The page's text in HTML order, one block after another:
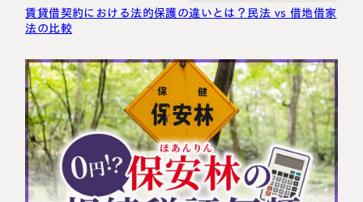
賃貸借契約における法的保護の違いとは？民法 vs 借地借家
法の比較